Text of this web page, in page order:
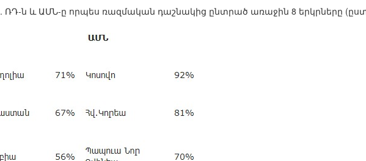
. ՌԴ-ն և ԱՄՆ-ը որպես ռազմական դաշնակից ընտրած առաջին 8 երկրները (ըստ